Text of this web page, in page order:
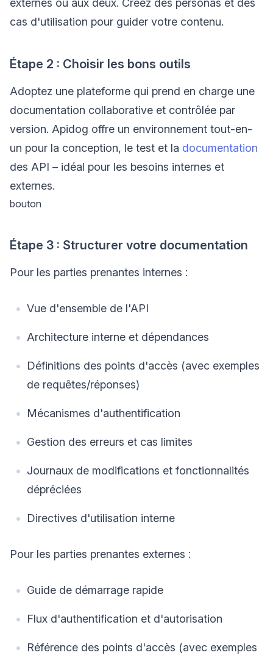
cas d'utilisation pour guider votre contenu.
Étape 2 : Choisir les bons outils
Adoptez une plateforme qui prend en charge une
documentation collaborative et contrôlée par
version. Apidog offre un environnement tout-en-
un pour la conception, le test et la documentation
des API – idéal pour les besoins internes et
externes.
bouton
Étape 3 : Structurer votre documentation
Pour les parties prenantes internes :
Vue d'ensemble de l'API
Architecture interne et dépendances
Définitions des points d'accès (avec exemples
de requêtes/réponses)
Mécanismes d'authentification
Gestion des erreurs et cas limites
Journaux de modifications et fonctionnalités
dépréciées
Directives d'utilisation interne
Pour les parties prenantes externes :
Guide de démarrage rapide
Flux d'authentification et d'autorisation
Référence des points d'accès (avec exemples